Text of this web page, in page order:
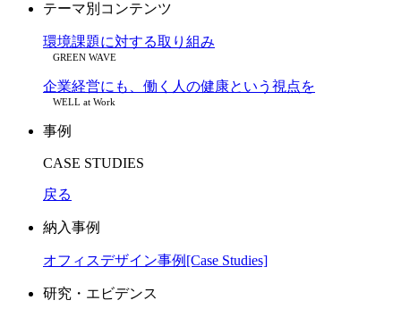
テーマ別コンテンツ
環境課題に対する取り組み
GREEN WAVE
企業経営にも、働く人の健康という視点を
WELL at Work
事例
CASE STUDIES
戻る
納入事例
オフィスデザイン事例[Case Studies]
研究・エビデンス